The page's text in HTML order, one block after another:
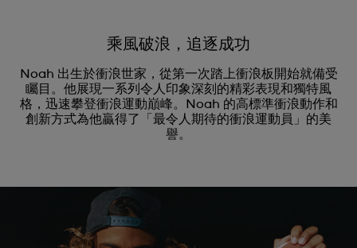
乘風破浪，追逐成功
Noah 出生於衝浪世家，從第一次踏上衝浪板開始就備受
矚目。他展現一系列令人印象深刻的精彩表現和獨特風
格，迅速攀登衝浪運動巔峰。Noah 的高標準衝浪動作和
創新方式為他贏得了「最令人期待的衝浪運動員」的美
譽。